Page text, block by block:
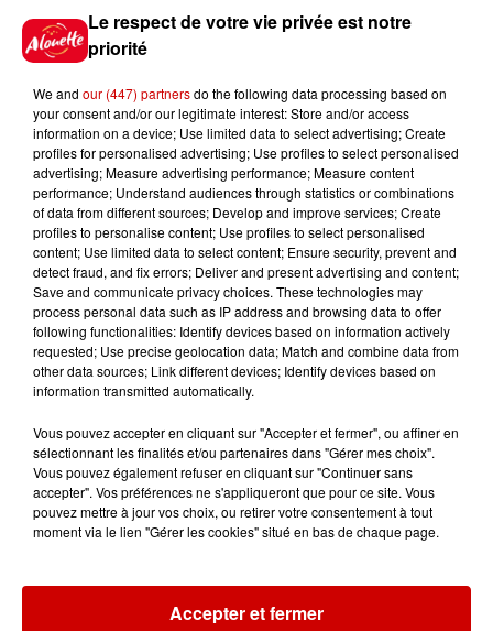
Destination Vacances - Gagnez
Podcasts Voir plus
Kelly Massol, figure
emblématique de
l'entrepreneuriat féminin
Canada et accueillir les bleus à
Boston,...
Springsteen : la chanson que
l’Amérique...
Le respect de votre vie privée est notre
priorité
We and our (447) partnersdo the following data processing based on
your consent and/or our legitimate interest: Store and/or access
information on a device; Use limited data to select advertising; Create
profiles for personalised advertising; Use profiles to select personalised
advertising; Measure advertising performance; Measure content
performance; Understand audiences through statistics or combinations
of data from different sources; Develop and improve services; Create
profiles to personalise content; Use profiles to select personalised
content; Use limited data to select content; Ensure security, prevent and
detect fraud, and fix errors; Deliver and present advertising and content;
Save and communicate privacy choices. These technologies may
process personal data such as IP address and browsing data to offer
following functionalities: Identify devices based on information actively
requested; Use precise geolocation data; Match and combine data from
other data sources; Link different devices; Identify devices based on
information transmitted automatically.
Vous pouvez accepter en cliquant sur "Accepter et fermer", ou affiner en
sélectionnant les finalités et/ou partenaires dans "Gérer mes choix".
Vous pouvez également refuser en cliquant sur "Continuer sans
accepter". Vos préférences ne s'appliqueront que pour ce site. Vous
pouvez mettre à jour vos choix, ou retirer votre consentement à tout
moment via le lien "Gérer les cookies" situé en bas de chaque page.
Accepter et fermer